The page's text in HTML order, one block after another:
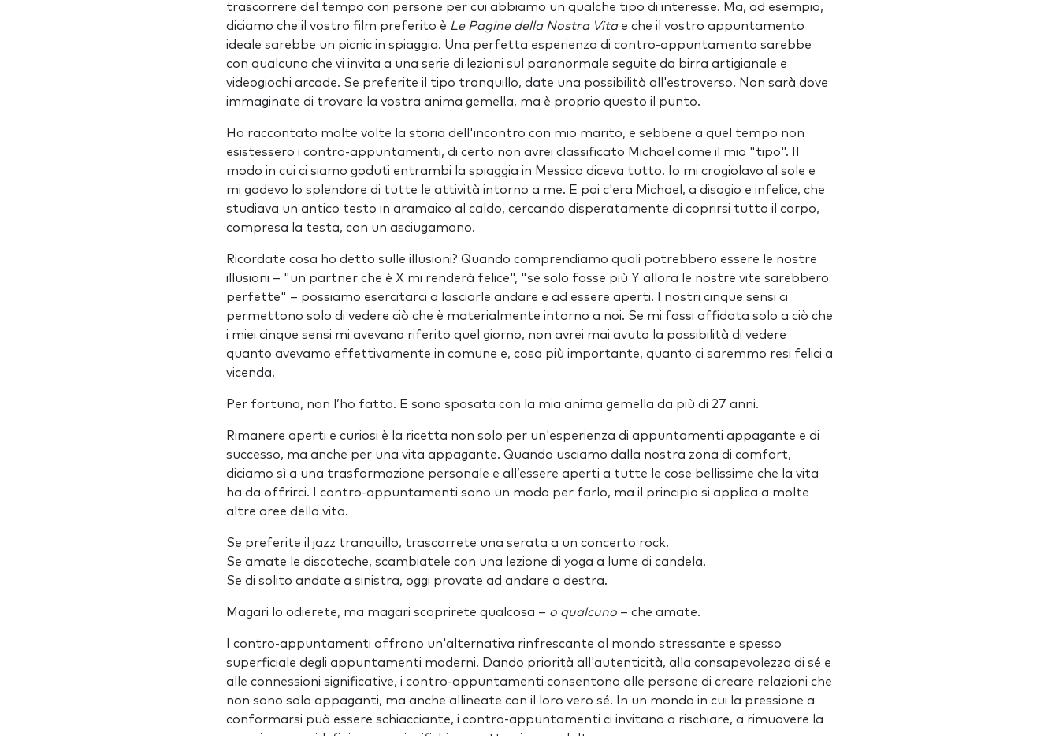
trascorrere del tempo con persone per cui abbiamo un qualche tipo di interesse. Ma, ad esempio,
diciamo che il vostro film preferito è Le Pagine della Nostra Vita e che il vostro appuntamento
ideale sarebbe un picnic in spiaggia. Una perfetta esperienza di contro-appuntamento sarebbe
con qualcuno che vi invita a una serie di lezioni sul paranormale seguite da birra artigianale e
videogiochi arcade. Se preferite il tipo tranquillo, date una possibilità all'estroverso. Non sarà dove
immaginate di trovare la vostra anima gemella, ma è proprio questo il punto.
Ho raccontato molte volte la storia dell'incontro con mio marito, e sebbene a quel tempo non
esistessero i contro-appuntamenti, di certo non avrei classificato Michael come il mio "tipo". Il
modo in cui ci siamo goduti entrambi la spiaggia in Messico diceva tutto. Io mi crogiolavo al sole e
mi godevo lo splendore di tutte le attività intorno a me. E poi c'era Michael, a disagio e infelice, che
studiava un antico testo in aramaico al caldo, cercando disperatamente di coprirsi tutto il corpo,
compresa la testa, con un asciugamano.
Ricordate cosa ho detto sulle illusioni? Quando comprendiamo quali potrebbero essere le nostre
illusioni – "un partner che è X mi renderà felice", "se solo fosse più Y allora le nostre vite sarebbero
perfette" – possiamo esercitarci a lasciarle andare e ad essere aperti. I nostri cinque sensi ci
permettono solo di vedere ciò che è materialmente intorno a noi. Se mi fossi affidata solo a ciò che
i miei cinque sensi mi avevano riferito quel giorno, non avrei mai avuto la possibilità di vedere
quanto avevamo effettivamente in comune e, cosa più importante, quanto ci saremmo resi felici a
vicenda.
Per fortuna, non l’ho fatto. E sono sposata con la mia anima gemella da più di 27 anni.
Rimanere aperti e curiosi è la ricetta non solo per un'esperienza di appuntamenti appagante e di
successo, ma anche per una vita appagante. Quando usciamo dalla nostra zona di comfort,
diciamo sì a una trasformazione personale e all’essere aperti a tutte le cose bellissime che la vita
ha da offrirci. I contro-appuntamenti sono un modo per farlo, ma il principio si applica a molte
altre aree della vita.
Se preferite il jazz tranquillo, trascorrete una serata a un concerto rock.
Se amate le discoteche, scambiatele con una lezione di yoga a lume di candela.
Se di solito andate a sinistra, oggi provate ad andare a destra.
Magari lo odierete, ma magari scoprirete qualcosa – o qualcuno – che amate.
I contro-appuntamenti offrono un'alternativa rinfrescante al mondo stressante e spesso
superficiale degli appuntamenti moderni. Dando priorità all'autenticità, alla consapevolezza di sé e
alle connessioni significative, i contro-appuntamenti consentono alle persone di creare relazioni che
non sono solo appaganti, ma anche allineate con il loro vero sé. In un mondo in cui la pressione a
conformarsi può essere schiacciante, i contro-appuntamenti ci invitano a rischiare, a rimuovere la